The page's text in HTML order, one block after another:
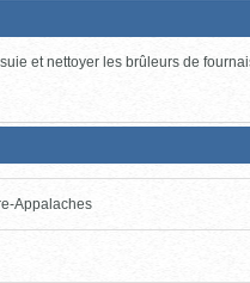
et nettoyer les brûleurs de
Appalaches